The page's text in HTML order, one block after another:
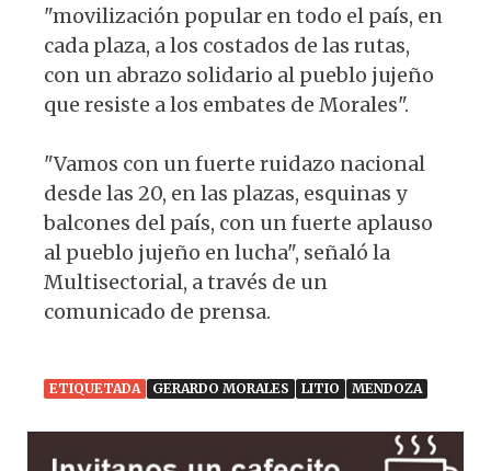
"movilización popular en todo el país, en
cada plaza, a los costados de las rutas,
con un abrazo solidario al pueblo jujeño
que resiste a los embates de Morales".
"Vamos con un fuerte ruidazo nacional
desde las 20, en las plazas, esquinas y
balcones del país, con un fuerte aplauso
al pueblo jujeño en lucha", señaló la
Multisectorial, a través de un
comunicado de prensa.
ETIQUETADA GERARDO MORALES LITIO MENDOZA